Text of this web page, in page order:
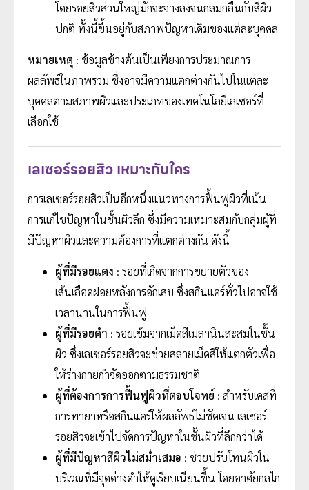
โดยรอยสิวส่วนใหญ่มักจะจางลงจนกลมกลืนกับสีผิว
ปกติ ทั้งนี้ขึ้นอยู่กับสภาพปัญหาเดิมของแต่ละบุคคล
หมายเหตุ : ข้อมูลข้างต้นเป็นเพียงการประมาณการ
ผลลัพธ์ในภาพรวม ซึ่งอาจมีความแตกต่างกันไปในแต่ละ
บุคคลตามสภาพผิวและประเภทของเทคโนโลยีเลเซอร์ที่
เลือกใช้
เลเซอร์รอยสิว เหมาะกับใคร
การเลเซอร์รอยสิวเป็นอีกหนึ่งแนวทางการฟื้นฟูผิวที่เน้น
การแก้ไขปัญหาในชั้นผิวลึก ซึ่งมีความเหมาะสมกับกลุ่มผู้ที่
มีปัญหาผิวและความต้องการที่แตกต่างกัน ดังนี้
ผู้ที่มีรอยแดง : รอยที่เกิดจากการขยายตัวของ
เส้นเลือดฝอยหลังการอักเสบ ซึ่งสกินแคร์ทั่วไปอาจใช้
เวลานานในการฟื้นฟู
ผู้ที่มีรอยดำ : รอยเข้มจากเม็ดสีเมลานินสะสมในชั้น
ผิว ซึ่งเลเซอร์รอยสิวจะช่วยสลายเม็ดสีให้แตกตัวเพื่อ
ให้ร่างกายกำจัดออกตามธรรมชาติ
ผู้ที่ต้องการการฟื้นฟูผิวที่ตอบโจทย์ : สำหรับเคสที่
การทายาหรือสกินแคร์ให้ผลลัพธ์ไม่ชัดเจน เลเซอร์
รอยสิวจะเข้าไปจัดการปัญหาในชั้นผิวที่ลึกกว่าได้
ผู้ที่มีปัญหาสีผิวไม่สม่ำเสมอ : ช่วยปรับโทนผิวใน
บริเวณที่มีจุดด่างดำให้ดูเรียบเนียนขึ้น โดยอาศัยกลไก